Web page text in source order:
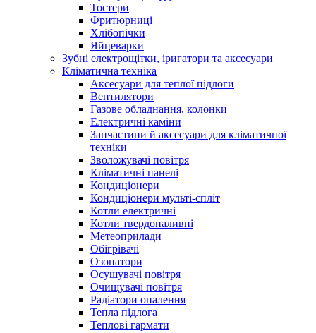
Тостери
Фритюрниці
Хлібопічки
Яйцеварки
Зубні електрощітки, іригатори та аксесуари
Кліматична техніка
Аксесуари для теплої підлоги
Вентилятори
Газове обладнання, колонки
Електричні каміни
Запчастини й аксесуари для кліматичної
техніки
Зволожувачі повітря
Кліматичні панелі
Кондиціонери
Кондиціонери мульті-спліт
Котли електричні
Котли твердопаливні
Метеоприлади
Обігрівачі
Озонатори
Осушувачі повітря
Очищувачі повітря
Радіатори опалення
Тепла підлога
Теплові гармати